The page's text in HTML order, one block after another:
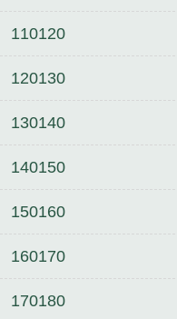
110120
120130
130140
140150
150160
160170
170180